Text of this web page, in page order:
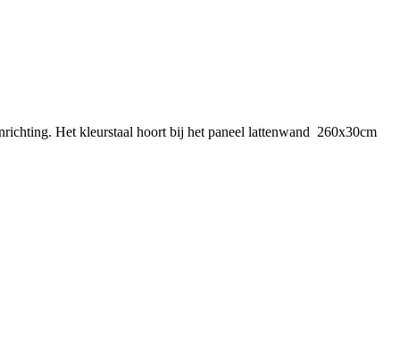
Het kleurstaal hoort bij het paneel lattenwand 260x30cm